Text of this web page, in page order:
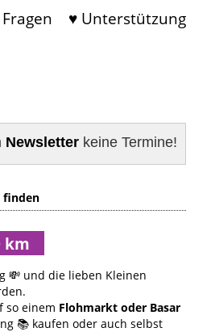
♥ Unterstützung
Newsletter keine Termine!
finden
💸 und die lieben Kleinen
so einem Flohmarkt oder Basar
📚 kaufen oder auch selbst